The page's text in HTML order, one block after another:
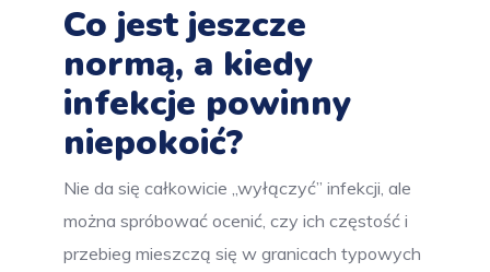
Co jest jeszcze
normą, a kiedy
infekcje powinny
niepokoić?
Nie da się całkowicie „wyłączyć” infekcji, ale
można spróbować ocenić, czy ich częstość i
przebieg mieszczą się w granicach typowych